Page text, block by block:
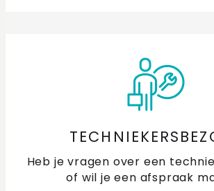
Heb je vragen over een
of wil je een afspraak